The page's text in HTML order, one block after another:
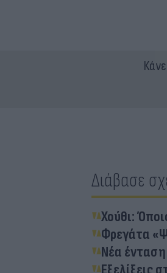
Διάβασε
Χούθι:
Φρεγάτα
Νέα